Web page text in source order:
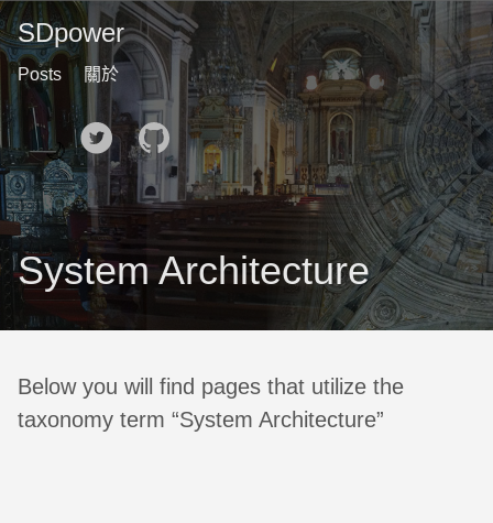
SDpower
Posts 關於
🌙
System Architecture
Below you will find pages that utilize the
taxonomy term “System Architecture”